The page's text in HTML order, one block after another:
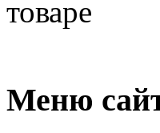
товаре
Меню